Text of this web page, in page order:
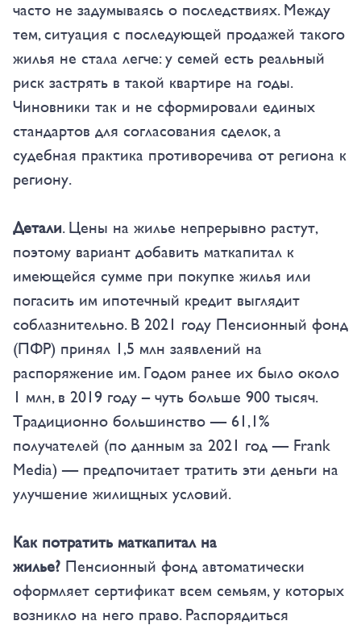
часто не задумываясь о последствиях. Между
тем, ситуация с последующей продажей такого
жилья не стала легче: у семей есть реальный
риск застрять в такой квартире на годы.
Чиновники так и не сформировали единых
стандартов для согласования сделок, а
судебная практика противоречива от региона к
региону.
Детали. Цены на жилье непрерывно растут,
поэтому вариант добавить маткапитал к
имеющейся сумме при покупке жилья или
погасить им ипотечный кредит выглядит
соблазнительно. В 2021 году Пенсионный фонд
(ПФР) принял 1,5 млн заявлений на
распоряжение им. Годом ранее их было около
1 млн, в 2019 году – чуть больше 900 тысяч.
Традиционно большинство — 61,1%
получателей (по данным за 2021 год — Frank
Media) — предпочитает тратить эти деньги на
улучшение жилищных условий.
Как потратить маткапитал на
жилье? Пенсионный фонд автоматически
оформляет сертификат всем семьям, у которых
возникло на него право. Распорядиться